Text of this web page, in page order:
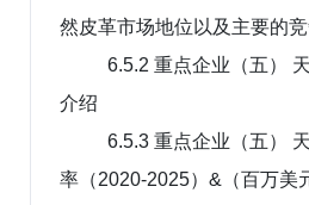
然皮革市场地位以及主要的
6.5.2 重点企业（五）
介绍
6.5.3 重点企业（五）
率（2020-2025）&（百万美